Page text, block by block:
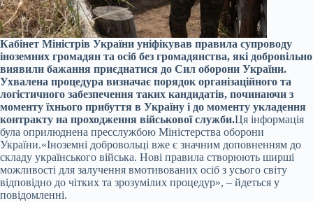
Кабінет Міністрів України уніфікував правила супроводу
іноземних громадян та осіб без громадянства, які добровільно
виявили бажання приєднатися до Сил оборони України.
Ухвалена процедура визначає порядок організаційного та
логістичного забезпечення таких кандидатів, починаючи з
моменту їхнього прибуття в Україну і до моменту укладення
контракту на проходження військової служби.Ця інформація
була оприлюднена пресслужбою Міністерства оборони
України.«Іноземні добровольці вже є значним доповненням до
складу українського війська. Нові правила створюють ширші
можливості для залучення вмотивованих осіб з усього світу
відповідно до чітких та зрозумілих процедур», – йдеться у
повідомленні.